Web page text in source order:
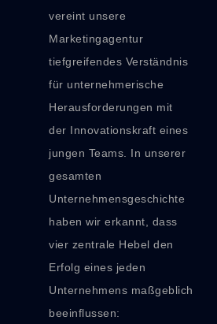
vereint unsere
Marketingagentur
tiefgreifendes Verständnis
für unternehmerische
Herausforderungen mit
der Innovationskraft eines
jungen Teams. In unserer
gesamten
Unternehmensgeschichte
haben wir erkannt, dass
vier zentrale Hebel den
Erfolg eines jeden
Unternehmens maßgeblich
beeinflussen: